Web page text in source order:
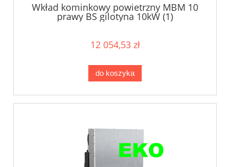
Wkład kominkowy powietrzny MBM 10
prawy BS gilotyna 10kW (1)
12 054,53 zł
do koszyka